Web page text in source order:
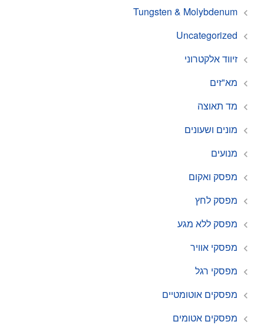
Tungsten & Molybdenum
Uncategorized
זיווד אלקטרוני
מא"זים
מד תאוצה
מונים ושעונים
מנועים
מפסק ואקום
מפסק לחץ
מפסק ללא מגע
מפסקי אוויר
מפסקי רגל
מפסקים אוטומטיים
מפסקים אטומים